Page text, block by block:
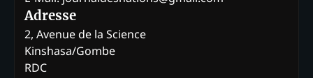
Adresse
2, Avenue de la Science
Kinshasa/Gombe
RDC